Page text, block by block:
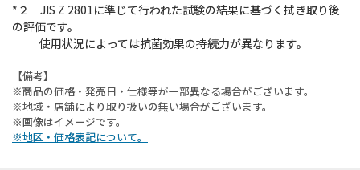
*２ JIS Z 2801に準じて行われた試験の結果に基づく拭き取り後
の評価です。
使用状況によっては抗菌効果の持続力が異なります。
【備考】
※商品の価格・発売日・仕様等が一部異なる場合がございます。
※地域・店舗により取り扱いの無い場合がございます。
※画像はイメージです。
※地区・価格表記について。